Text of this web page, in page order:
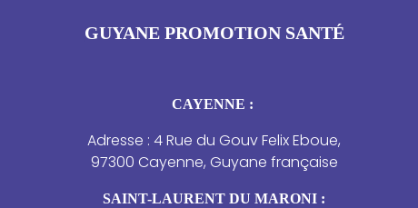
GUYANE PROMOTION SANTÉ
CAYENNE :
Adresse : 4 Rue du Gouv Felix Eboue,
97300 Cayenne, Guyane française
SAINT-LAURENT DU MARONI :